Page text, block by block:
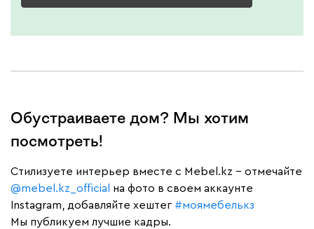
Обустраиваете дом? Мы хотим
посмотреть!
Cтилизуете интерьер вместе с Mebel.kz – отмечайте
@mebel.kz_official
на фото в своем аккаунте
Instagram, добавляйте хештег #моямебелькз
Мы публикуем лучшие кадры.